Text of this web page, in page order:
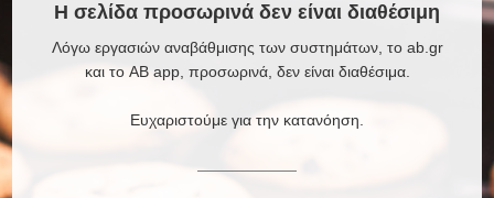
Η σελίδα προσωρινά δεν είναι διαθέσιμη
Λόγω εργασιών αναβάθμισης των συστημάτων, το ab.gr
και το AB app, προσωρινά, δεν είναι διαθέσιμα.
Ευχαριστούμε για την κατανόηση.